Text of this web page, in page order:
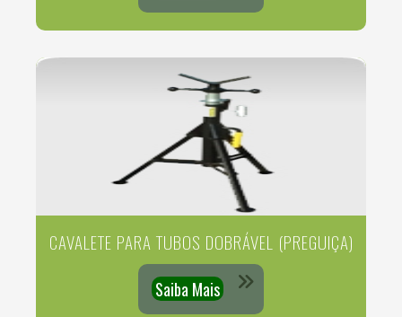
CAVALETE PARA TUBOS DOBRÁVEL (PREGUIÇA)
Saiba Mais